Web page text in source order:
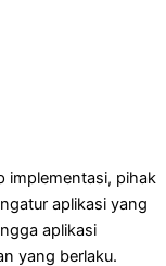
implementasi, pihak
aplikasi yang
aplikasi
yang berlaku.